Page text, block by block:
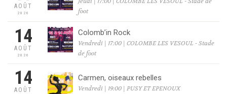
AOÛT
2026
foot
14
AOÛT
2026
Colomb’in Rock
Vendredi | 17:00 | COLOMBE LES VESOUL - Stade
de foot
14
AOÛT
Carmen, oiseaux rebelles
Vendredi | 19:00 | PUSY ET EPENOUX